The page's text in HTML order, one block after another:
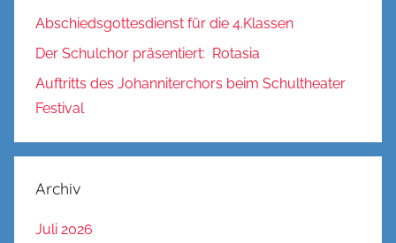
Abschiedsgottesdienst für die 4.Klassen
Der Schulchor präsentiert: Rotasia
Auftritts des Johanniterchors beim Schultheater
Festival
Archiv
Juli 2026